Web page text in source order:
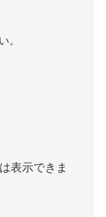
。
表示できま